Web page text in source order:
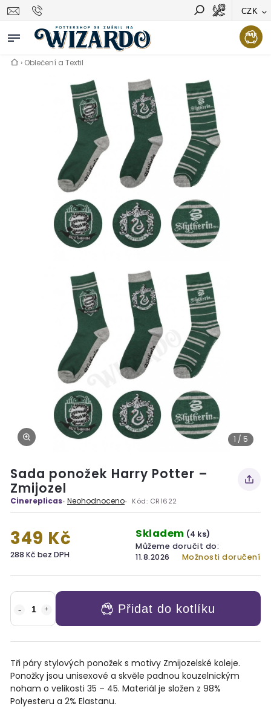
CZK
Vyhledávání Hledat
› Oblečení a Textil
1 / 5
Sada ponožek Harry Potter –
Zmijozel
Cinereplicas Neohodnoceno Kód: CR1622
349 Kč
288 Kč bez DPH
Skladem (4 ks)
Můžeme doručit do:
11.8.2026
Možnosti doručení
Přidat do kotlíku
Tři páry stylových ponožek s motivy Zmijozelské koleje.
Ponožky jsou unisexové a skvěle padnou kouzelnickým
noham o velikosti 35 – 45. Materiál je složen z 98%
Polyesteru a 2% Elastanu.